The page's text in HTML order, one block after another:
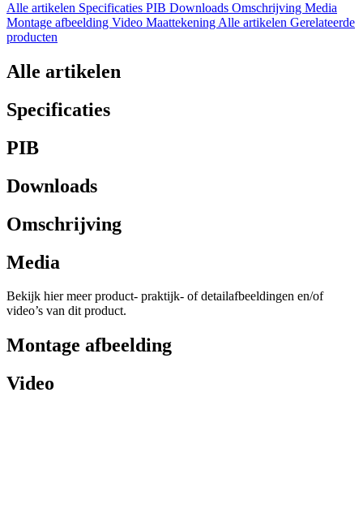
Alle artikelen Specificaties PIB Downloads Omschrijving Media
Montage afbeelding Video Maattekening Alle artikelen Gerelateerde
producten
Alle artikelen
Specificaties
PIB
Downloads
Omschrijving
Media
Bekijk hier meer product- praktijk- of detailafbeeldingen en/of
video’s van dit product.
Montage afbeelding
Video